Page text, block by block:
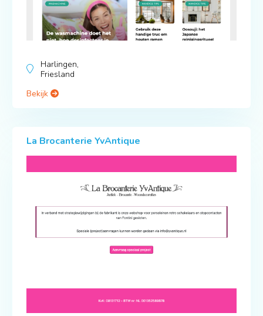
Harlingen,
Friesland
Bekijk
La Brocanterie YvAntique